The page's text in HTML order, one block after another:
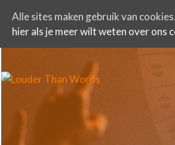
Alle sites maken gebruik van
hier als je meer wilt weten over ons